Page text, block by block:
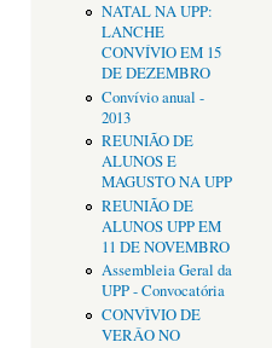
NATAL NA UPP:
LANCHE
CONVÍVIO EM 15
DE DEZEMBRO
Convívio anual -
2013
REUNIÃO DE
ALUNOS E
MAGUSTO NA UPP
REUNIÃO DE
ALUNOS UPP EM
11 DE NOVEMBRO
Assembleia Geral da
UPP - Convocatória
CONVÌVIO DE
VERÂO NO